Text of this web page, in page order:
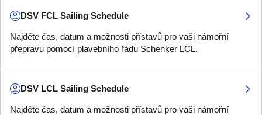
DSV FCL Sailing Schedule
Najděte čas, datum a možnosti přístavů pro vaši námořní
přepravu pomocí plavebního řádu Schenker LCL.
DSV LCL Sailing Schedule
Najděte čas, datum a možnosti přístavů pro vaši námořní